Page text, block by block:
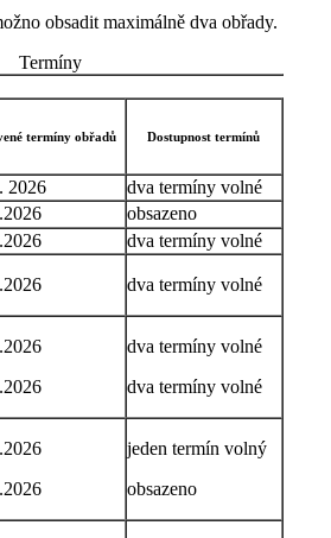
obsadit maximálně dva obřady.
Termíny
termíny obřadů Dostupnost termínů
2026
dva termíny volné
obsazeno
dva termíny volné
dva termíny volné
dva termíny volné
dva termíny volné
jeden termín volný
obsazeno